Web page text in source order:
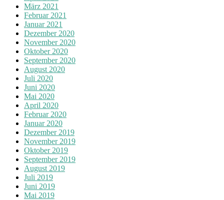
März 2021
Februar 2021
Januar 2021
Dezember 2020
November 2020
Oktober 2020
September 2020
August 2020
Juli 2020
Juni 2020
Mai 2020
April 2020
Februar 2020
Januar 2020
Dezember 2019
November 2019
Oktober 2019
September 2019
August 2019
Juli 2019
Juni 2019
Mai 2019